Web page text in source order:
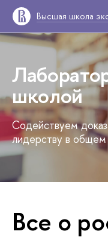
Высшая школа
школой
Содействуем
лидерству в общем
Все о